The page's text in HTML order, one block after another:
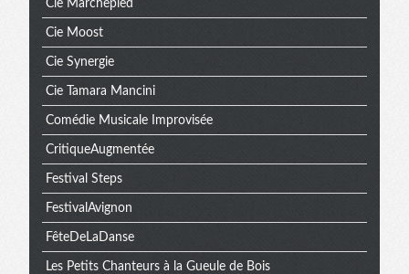
Cie Marchepied
Cie Moost
Cie Synergie
Cie Tamara Mancini
Comédie Musicale Improvisée
CritiqueAugmentée
Festival Steps
FestivalAvignon
FêteDeLaDanse
Les Petits Chanteurs à la Gueule de Bois